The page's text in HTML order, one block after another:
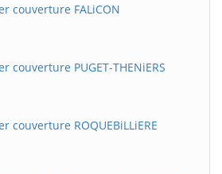
couverture FALiCON
couverture PUGET-THENiERS
couverture ROQUEBiLLiERE